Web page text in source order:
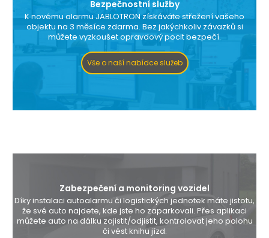
Bezpečnostní služby
K novému alarmu JABLOTRON získáváte střežení vašeho
objektu na 3 měsíce zdarma. Bez jakýchkoliv závazků si
můžete vyzkoušet opravdový pocit bezpečí.
Vše o naší nabídce služeb
Zabezpečení a monitoring vozidel
Díky instalaci autoalarmu či logistických jednotek máte jistotu,
že své auto najdete, kde jste ho zaparkovali. Přes aplikaci
můžete auto na dálku zajistit/odjistit, kontrolovat jeho polohu
či vést knihu jízd.